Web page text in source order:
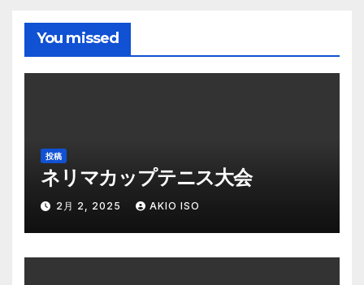
You missed
投稿
ネリマカップテニス大会
2月 2, 2025 AKIO ISO